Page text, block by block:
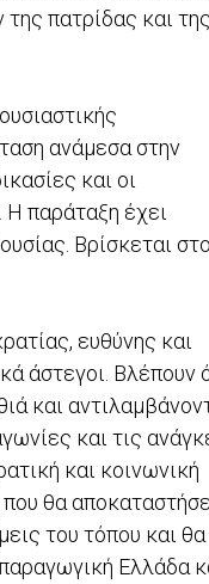
πατρίδας και της
ανάμεσα στην
και οι
Η παράταξη έχει
Βρίσκεται
ευθύνης και
άστεγοι. Βλέπουν
και
και τις
και κοινωνική
θα
του τόπου και θα
Ελλάδα